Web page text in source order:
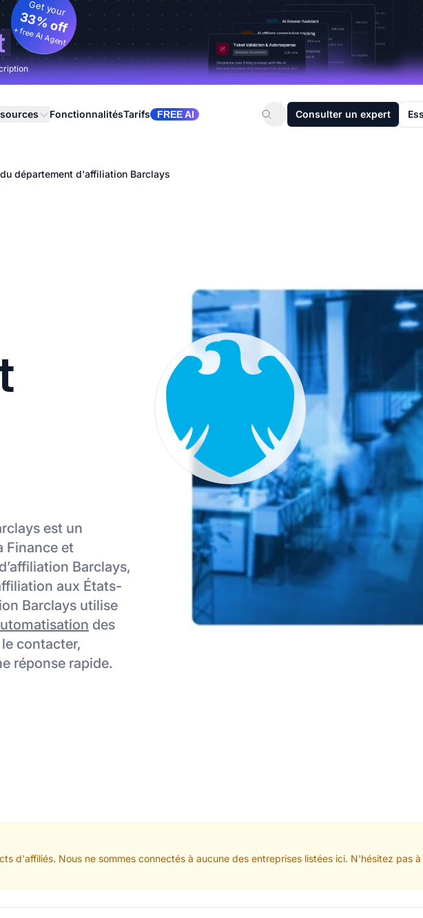
Get your
33% off
+ free AI Agent
FonctionnalitésTarifs FREE AI Consulter un expert
département d'affiliation Barclays
est un
Finance et
Barclays,
aux États-
Barclays utilise
des
contacter,
réponse rapide.
d'affiliés. Nous ne sommes connectés à aucune des entreprises listées ici. N'hésitez pas